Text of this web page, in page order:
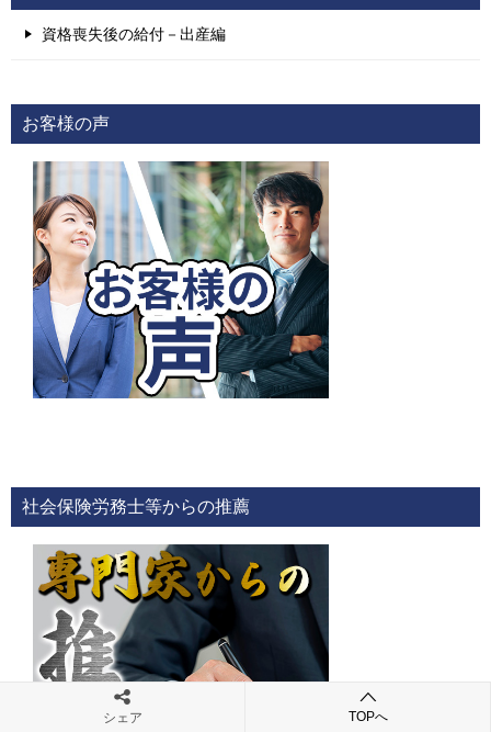
資格喪失後の給付－出産編
お客様の声
社会保険労務士等からの推薦
シェア TOPへ